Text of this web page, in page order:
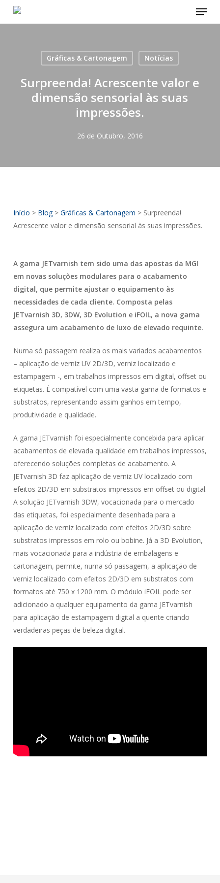
Menu
Gráficas & Cartonagem Notícias
Surpreenda! Acrescente valor e
dimensão sensorial às suas
impressões.
26 de Outubro, 2016
Início > Blog> Gráficas & Cartonagem > Surpreenda!
Acrescente valor e dimensão sensorial às suas impressões.
A gama JETvarnish tem sido uma das apostas da MGI
em novas soluções modulares para o acabamento
digital, que permite ajustar o equipamento às
necessidades de cada cliente. Composta pelas
JETvarnish 3D, 3DW, 3D Evolution e iFOIL, a nova gama
assegura um acabamento de luxo de elevado requinte.
Numa só passagem realiza os mais variados acabamentos
– aplicação de verniz UV 2D/3D, verniz localizado e
estampagem -, em trabalhos impressos em digital, offset ou
etiquetas. É compatível com uma vasta gama de formatos e
substratos, representando assim ganhos em tempo,
produtividade e qualidade.
A gama JETvarnish foi especialmente concebida para aplicar
acabamentos de elevada qualidade em trabalhos impressos,
oferecendo soluções completas de acabamento. A
JETvarnish 3D faz aplicação de verniz UV localizado com
efeitos 2D/3D em substratos impressos em offset ou digital.
A solução JETvarnish 3DW, vocacionada para o mercado
das etiquetas, foi especialmente desenhada para a
aplicação de verniz localizado com efeitos 2D/3D sobre
substratos impressos em rolo ou bobine. Já a 3D Evolution,
mais vocacionada para a indústria de embalagens e
cartonagem, permite, numa só passagem, a aplicação de
verniz localizado com efeitos 2D/3D em substratos com
formatos até 750 x 1200 mm. O módulo iFOIL pode ser
adicionado a qualquer equipamento da gama JETvarnish
para aplicação de estampagem digital a quente criando
verdadeiras peças de beleza digital.